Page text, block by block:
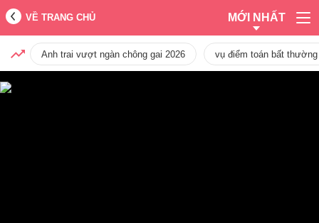
VỀ TRANG CHỦ MỚI NHẤT
Anh trai vượt ngàn chông gai 2026 vụ điểm toán bất